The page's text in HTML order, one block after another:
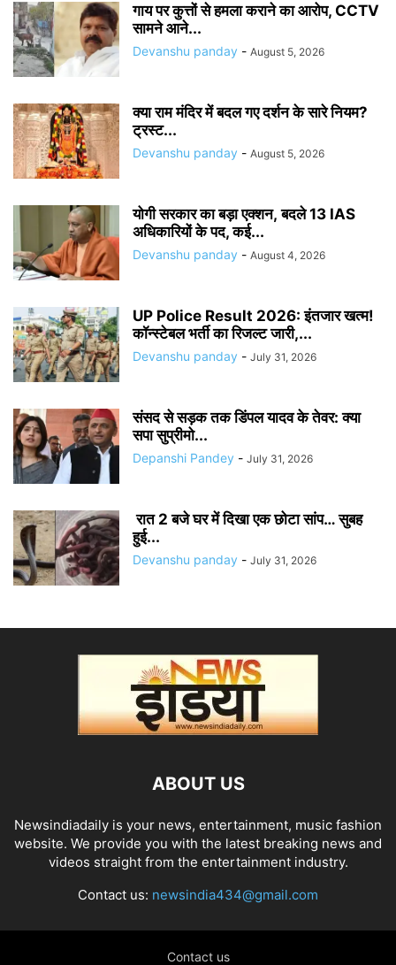
गाय पर कुत्तों से हमला कराने का आरोप, CCTV
सामने आने...
Devanshu panday - August 5, 2026
क्या राम मंदिर में बदल गए दर्शन के सारे नियम?
ट्रस्ट...
Devanshu panday - August 5, 2026
योगी सरकार का बड़ा एक्शन, बदले 13 IAS
अधिकारियों के पद, कई...
Devanshu panday - August 4, 2026
UP Police Result 2026: इंतजार खत्म!
कॉन्स्टेबल भर्ती का रिजल्ट जारी,...
Devanshu panday - July 31, 2026
संसद से सड़क तक डिंपल यादव के तेवर: क्या
सपा सुप्रीमो...
Depanshi Pandey - July 31, 2026
रात 2 बजे घर में दिखा एक छोटा सांप… सुबह
हुई...
Devanshu panday - July 31, 2026
ABOUT US
Newsindiadaily is your news, entertainment, music fashion
website. We provide you with the latest breaking news and
videos straight from the entertainment industry.
Contact us: newsindia434@gmail.com
Contact us